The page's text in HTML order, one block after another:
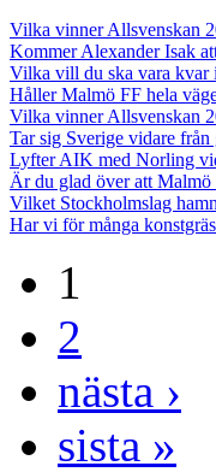
Vilka vinner Allsvenskan
Kommer Alexander Isak
Vilka vill du ska vara kvar
Håller Malmö FF hela
Vilka vinner Allsvenskan
Tar sig Sverige vidare
Lyfter AIK med Norling
Är du glad över att
Vilket Stockholmslag
Har vi för många
1
2
nästa ›
sista »